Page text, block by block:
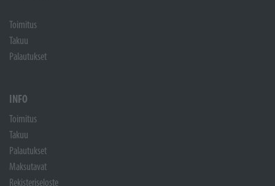
Toimitus
Takuu
Palautukset
INFO
Toimitus
Takuu
Palautukset
Maksutavat
Rekisteriseloste